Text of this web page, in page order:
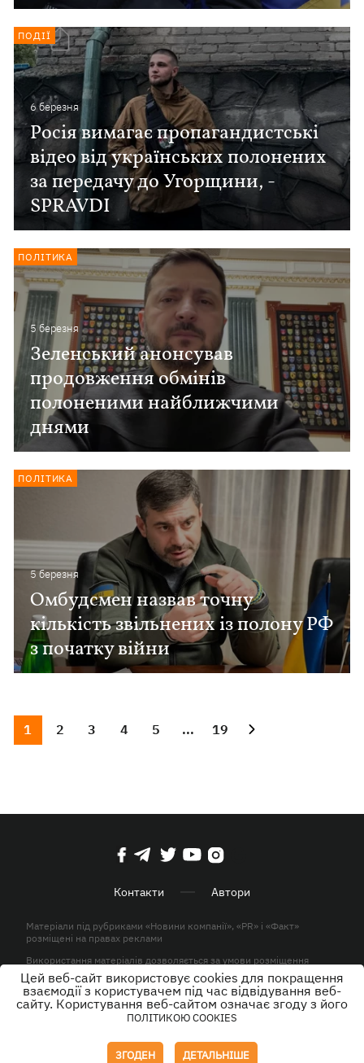
6 березня
Росія вимагає пропагандистські
відео від українських полонених
за передачу до Угорщини, -
SPRAVDI
ПОДІЇ
5 березня
Зеленський анонсував
продовження обмінів
полоненими найближчими
днями
ПОЛІТИКА
5 березня
Омбудсмен назвав точну
кількість звільнених із полону РФ
з початку війни
ПОЛІТИКА
1 2 3 4 5 ... 19
Контакти Автори
Матеріали під рубриками «Новини компанії», «PR» і «Факт»
розміщені на правах реклами
Використання матеріалів дозволяється за умови розміщення
активного гіперпосилання на KP.UA в першому абзаці.
© ТОВ «ЮЛАВ МЕДІА» 2026. Всі права захищені.
Цей веб-сайт використовує cookies для покращення
взаємодії з користувачем під час відвідування веб-
сайту. Користування веб-сайтом означає згоду з його
ПОЛІТИКОЮ COOKIES
ЗГОДЕН ДЕТАЛЬНІШЕ